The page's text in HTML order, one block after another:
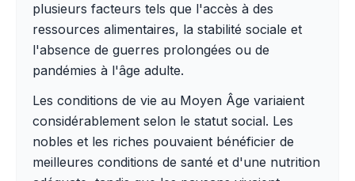
plusieurs facteurs tels que l'accès à des
ressources alimentaires, la stabilité sociale et
l'absence de guerres prolongées ou de
pandémies à l'âge adulte.
Les conditions de vie au Moyen Âge variaient
considérablement selon le statut social. Les
nobles et les riches pouvaient bénéficier de
meilleures conditions de santé et d'une nutrition